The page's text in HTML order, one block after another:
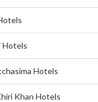
Hotels
Hotels
Khan Hotels